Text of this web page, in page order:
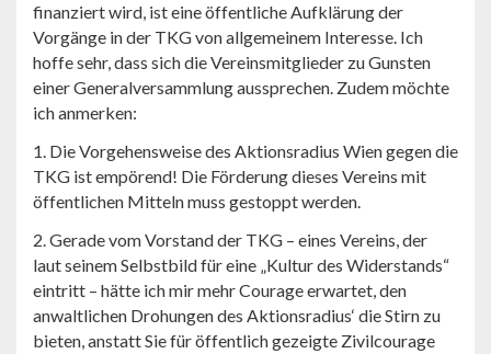
finanziert wird, ist eine öffentliche Aufklärung der
Vorgänge in der TKG von allgemeinem Interesse. Ich
hoffe sehr, dass sich die Vereinsmitglieder zu Gunsten
einer Generalversammlung aussprechen. Zudem möchte
ich anmerken:
1. Die Vorgehensweise des Aktionsradius Wien gegen die
TKG ist empörend! Die Förderung dieses Vereins mit
öffentlichen Mitteln muss gestoppt werden.
2. Gerade vom Vorstand der TKG – eines Vereins, der
laut seinem Selbstbild für eine „Kultur des Widerstands“
eintritt – hätte ich mir mehr Courage erwartet, den
anwaltlichen Drohungen des Aktionsradius‘ die Stirn zu
bieten, anstatt Sie für öffentlich gezeigte Zivilcourage